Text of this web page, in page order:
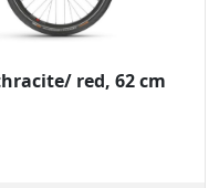
red, 62 cm